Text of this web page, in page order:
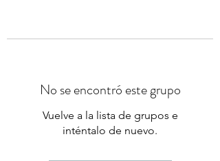
No se encontró este grupo
Vuelve a la lista de grupos e
inténtalo de nuevo.